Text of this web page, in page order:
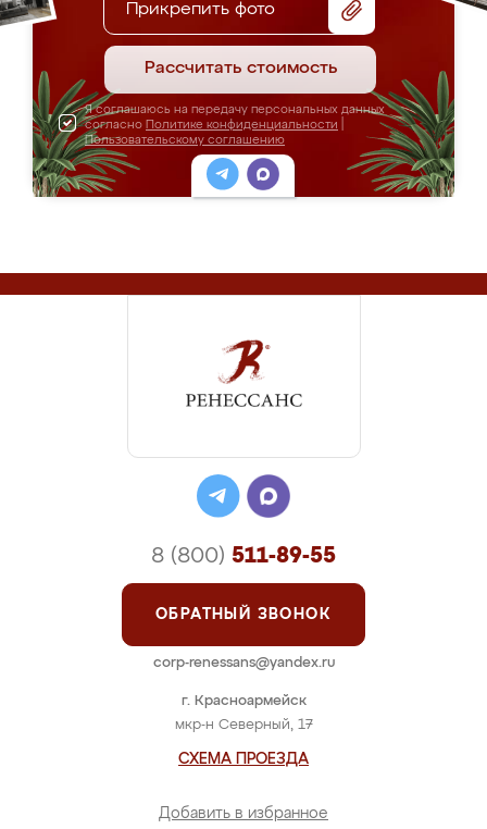
Прикрепить фото
Рассчитать стоимость
Я соглашаюсь на передачу персональных данных
согласно Политике конфиденциальности
Пользовательскому соглашению
г. Красноармейск
мкр-н Северный, 17
СХЕМА ПРОЕЗДА
Добавить в избранное
8 (800) 511-89-55
ОБРАТНЫЙ ЗВОНОК
corp-renessans@yandex.ru